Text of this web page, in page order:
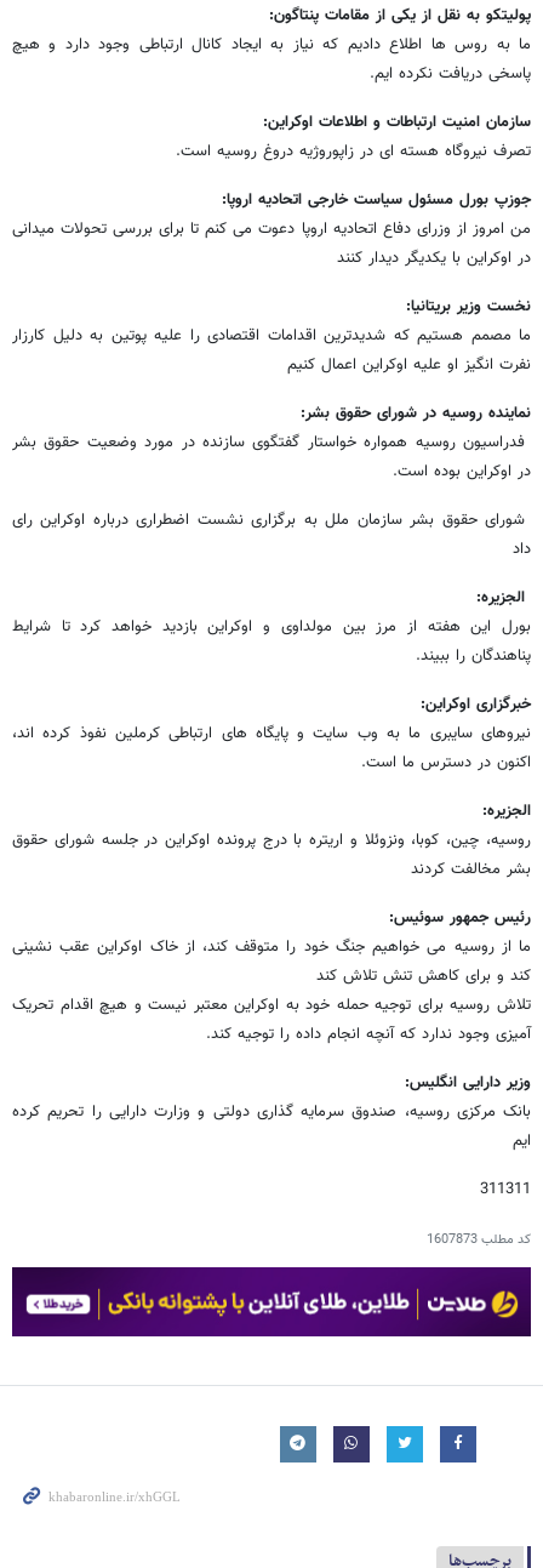
پولیتکو به نقل از یکی از مقامات پنتاگون:
ما به روس ها اطلاع دادیم که نیاز به ایجاد کانال ارتباطی وجود دارد و هیچ
پاسخی دریافت نکرده ایم.
سازمان امنیت ارتباطات و اطلاعات اوکراین:
تصرف نیروگاه هسته ای در زاپوروژیه دروغ روسیه است.
جوزپ بورل مسئول سیاست خارجی اتحادیه اروپا:
من امروز از وزرای دفاع اتحادیه اروپا دعوت می کنم تا برای بررسی تحولات میدانی
در اوکراین با یکدیگر دیدار کنند
نخست وزیر بریتانیا:
ما مصمم هستیم که شدیدترین اقدامات اقتصادی را علیه پوتین به دلیل کارزار
نفرت انگیز او علیه اوکراین اعمال کنیم
نماینده روسیه در شورای حقوق بشر:
فدراسیون روسیه همواره خواستار گفتگوی سازنده در مورد وضعیت حقوق بشر
در اوکراین بوده است.
شورای حقوق بشر سازمان ملل به برگزاری نشست اضطراری درباره اوکراین رای
داد
الجزیره:
بورل این هفته از مرز بین مولداوی و اوکراین بازدید خواهد کرد تا شرایط
پناهندگان را ببیند.
خبرگزاری اوکراین:
نیروهای سایبری ما به وب سایت و پایگاه های ارتباطی کرملین نفوذ کرده اند،
اکنون در دسترس ما است.
الجزیره:
روسیه، چین، کوبا، ونزوئلا و اریتره با درج پرونده اوکراین در جلسه شورای حقوق
بشر مخالفت کردند
رئیس جمهور سوئیس:
ما از روسیه می خواهیم جنگ خود را متوقف کند، از خاک اوکراین عقب نشینی
کند و برای کاهش تنش تلاش کند
تلاش روسیه برای توجیه حمله خود به اوکراین معتبر نیست و هیچ اقدام تحریک
آمیزی وجود ندارد که آنچه انجام داده را توجیه کند.
وزیر دارایی انگلیس:
بانک مرکزی روسیه، صندوق سرمایه گذاری دولتی و وزارت دارایی را تحریم کرده
ایم
311311
کد مطلب1607873
برچسب‌ها